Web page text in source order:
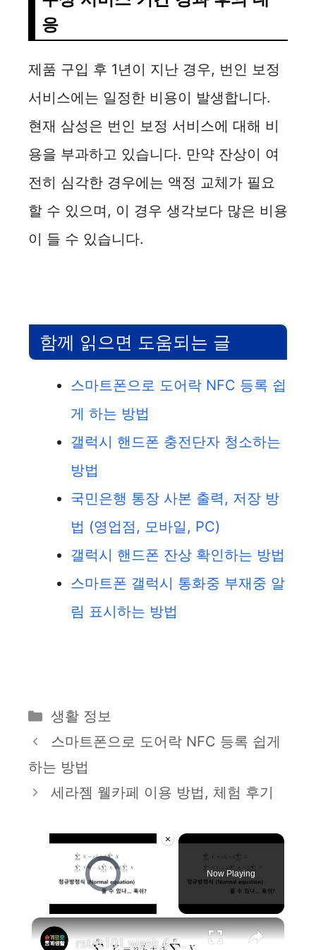
응
제품 구입 후 1년이 지난 경우, 번인 보정
서비스에는 일정한 비용이 발생합니다.
현재 삼성은 번인 보정 서비스에 대해 비
용을 부과하고 있습니다. 만약 잔상이 여
전히 심각한 경우에는 액정 교체가 필요
할 수 있으며, 이 경우 생각보다 많은 비용
이 들 수 있습니다.
함께 읽으면 도움되는 글
스마트폰으로 도어락 NFC 등록 쉽
게 하는 방법
갤럭시 핸드폰 충전단자 청소하는
방법
국민은행 통장 사본 출력, 저장 방
법 (영업점, 모바일, PC)
갤럭시 핸드폰 잔상 확인하는 방법
스마트폰 갤럭시 통화중 부재중 알
림 표시하는 방법
카
테
리
생활 정보
스마트폰으로 도어락 NFC 등록 쉽게
하는 방법
세라젬 웰카페 이용 방법, 체험 후기
×
Video Player is loading.
Now Playing
×
rstat101 week 6 (심화) 회귀분석 정규방정식(Normal equation) 손으로 풀기